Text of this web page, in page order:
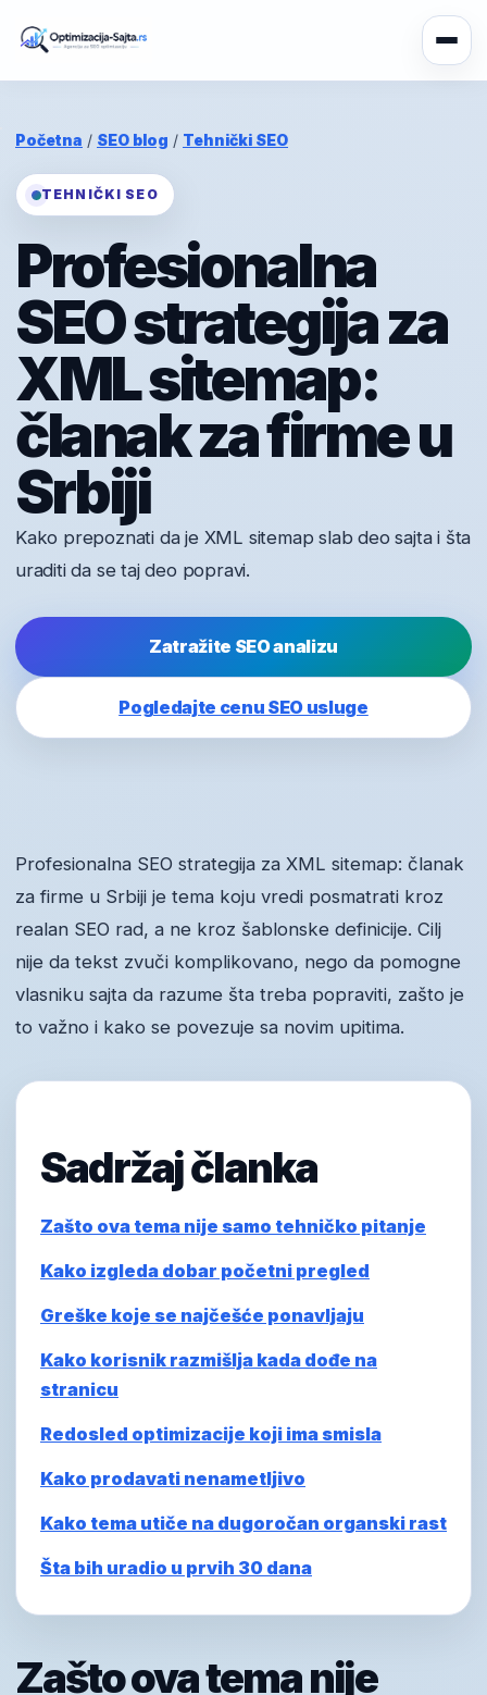
Početna / SEO blog / Tehnički SEO
TEHNIČKI SEO
Profesionalna
SEO strategija za
XML sitemap:
članak za firme u
Srbiji
Kako prepoznati da je XML sitemap slab deo sajta i šta
uraditi da se taj deo popravi.
Zatražite SEO analizu
Pogledajte cenu SEO usluge
Profesionalna SEO strategija za XML sitemap: članak
za firme u Srbiji je tema koju vredi posmatrati kroz
realan SEO rad, a ne kroz šablonske definicije. Cilj
nije da tekst zvuči komplikovano, nego da pomogne
vlasniku sajta da razume šta treba popraviti, zašto je
to važno i kako se povezuje sa novim upitima.
Sadržaj članka
Zašto ova tema nije samo tehničko pitanje
Kako izgleda dobar početni pregled
Greške koje se najčešće ponavljaju
Kako korisnik razmišlja kada dođe na
stranicu
Redosled optimizacije koji ima smisla
Kako prodavati nenametljivo
Kako tema utiče na dugoročan organski rast
Šta bih uradio u prvih 30 dana
Zašto ova tema nije